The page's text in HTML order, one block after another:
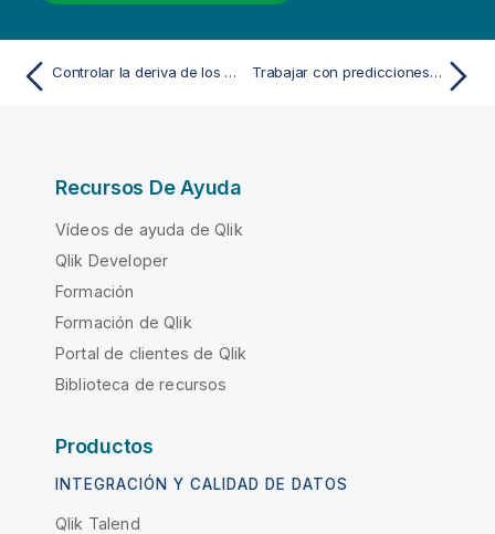
Controlar la deriva de los datos en los modelos implementados Trabajar con predicciones de ML
Recursos De Ayuda
Vídeos de ayuda de Qlik
Qlik Developer
Formación
Formación de Qlik
Portal de clientes de Qlik
Biblioteca de recursos
Productos
INTEGRACIÓN Y CALIDAD DE DATOS
Qlik Talend